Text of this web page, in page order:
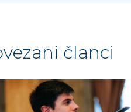
članci